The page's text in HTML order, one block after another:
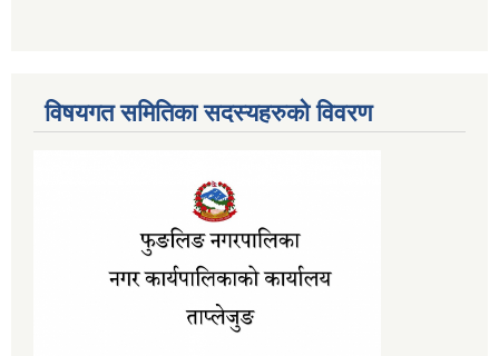
विषयगत समितिका सदस्यहरुको विवरण